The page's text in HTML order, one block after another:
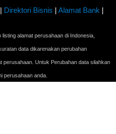
| Direktori Bisnis | Alamat Bank |
alamat perusahaan di Indonesia,
data dikarenakan perubahan
perusahaan. Untuk Perubahan data silahkan
perusahaan anda.